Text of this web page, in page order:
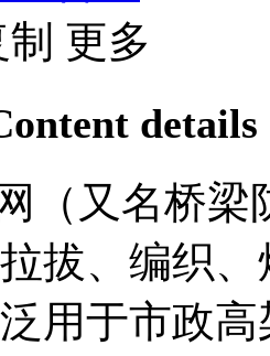
更多
details
（又名桥梁
拔、编织
用于市政